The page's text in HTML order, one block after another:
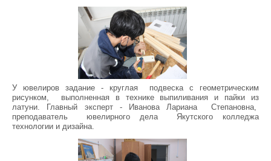
У ювелиров задание - круглая подвеска с геометрическим
рисунком, выполненная в технике выпиливания и пайки из
латуни. Главный эксперт - Иванова Лариана Степановна,
преподаватель ювелирного дела Якутского колледжа
технологии и дизайна.